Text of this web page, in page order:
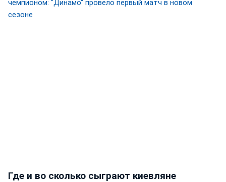
чемпионом: "Динамо" провело первый матч в новом
сезоне
Где и во сколько сыграют киевляне